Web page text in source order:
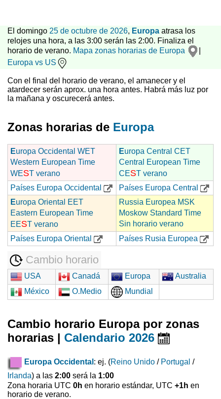
El domingo 25 de octubre de 2026, Europa atrasa los
relojes una hora, a las 3:00 serán las 2:00. Finaliza el
horario de verano. Mapa zonas horarias de Europa
Europa vs US
Con el final del horario de verano, el amanecer y el
atardecer serán aprox. una hora antes. Habrá más luz por
la mañana y oscurecerá antes.
Zonas horarias de Europa
Europa Occidental WET
Western European Time
WEST verano
Europa Central CET
Central European Time
CEST verano
Países Europa Occidental
Países Europa Central
Europa Oriental EET
Eastern European Time
EEST verano
Russia Europea MSK
Moskow Standard Time
Sin horario verano
Países Europa Oriental
Países Rusia Europea
Cambio horario
USA Canadá Europa
Australia
México
O.Medio Mundial
Cambio horario Europa por zonas
horarias | Calendario 2026
Europa Occidental : ej. (Reino Unido / Portugal /
Irlanda) a las 2:00 será la 1:00
Zona horaria UTC 0h en horario estándar, UTC +1h en
horario de verano.